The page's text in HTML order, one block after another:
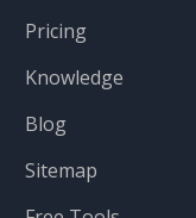
Pricing
Knowledge
Blog
Sitemap